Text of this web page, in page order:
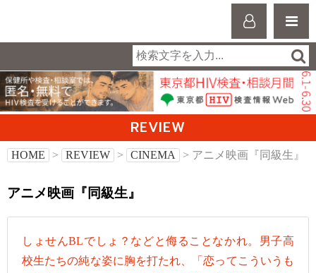
REVIEW
HOME > REVIEW > CINEMA > アニメ映画『同級生』
アニメ映画『同級生』
しょせんBLでしょ？などと侮ることなかれ。男子高
校生たちの純な姿に胸を打たれ、「恋ってこういうも